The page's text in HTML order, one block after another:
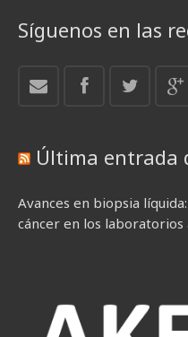
Síguenos en las
Última entrada
Avances en biopsia
cáncer en los laboratorios